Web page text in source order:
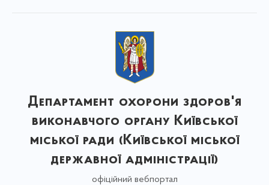
Департамент охорони здоров'я
виконавчого органу Київської
міської ради (Київської міської
державної адміністрації)
офіційний вебпортал